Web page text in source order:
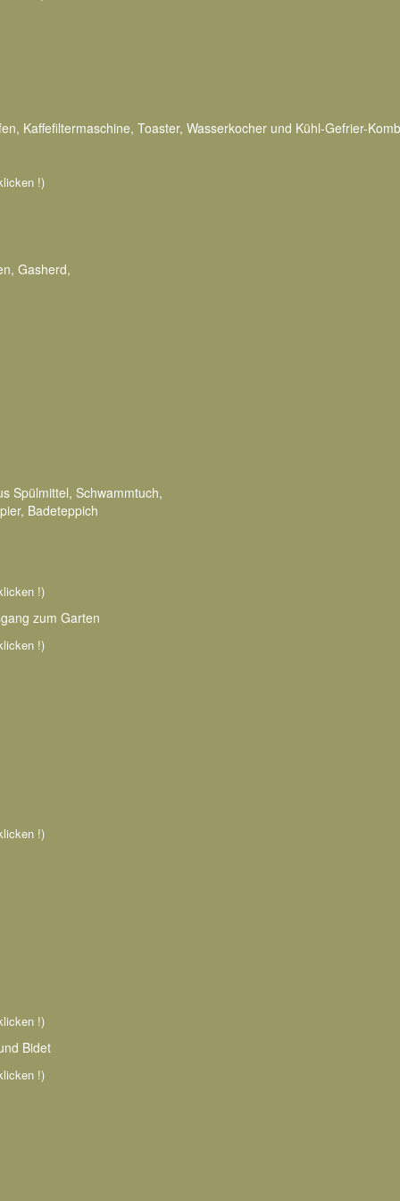
Kaffefiltermaschine, Toaster, Wasserkocher und Kühl-Gefrier-
!)
Gasherd,
Spülmittel, Schwammtuch,
Badeteppich
!)
zum Garten
!)
!)
!)
Bidet
!)